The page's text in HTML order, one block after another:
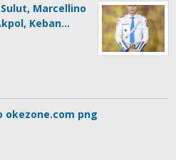
Marcellino
Keban…